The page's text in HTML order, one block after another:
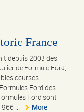
France
depuis 2003 des
de Formule Ford,
courses
Formules Ford des
Ford sont
... More